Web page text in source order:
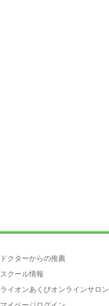
ドクターからの推薦
スクール情報
ライオンあくびオンラインサロン